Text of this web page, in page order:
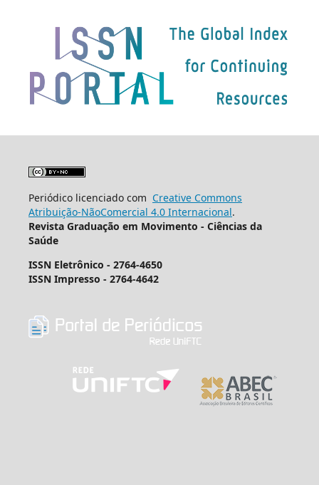
Periódico licenciado com Creative Commons
Atribuição-NãoComercial 4.0 Internacional.
Revista Graduação em Movimento - Ciências da
Saúde
ISSN Eletrônico - 2764-4650
ISSN Impresso - 2764-4642